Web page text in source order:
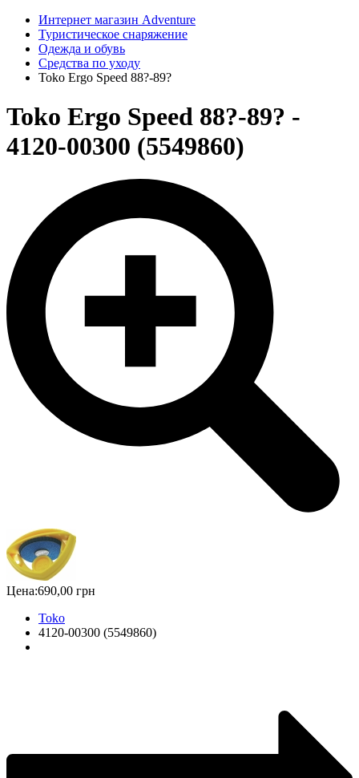
Интернет магазин Adventure
Туристическое снаряжение
Одежда и обувь
Средства по уходу
Toko Ergo Speed 88?-89?
Toko Ergo Speed 88?-89? -
4120-00300 (5549860)
Цена:690,00 грн
Toko
4120-00300 (5549860)